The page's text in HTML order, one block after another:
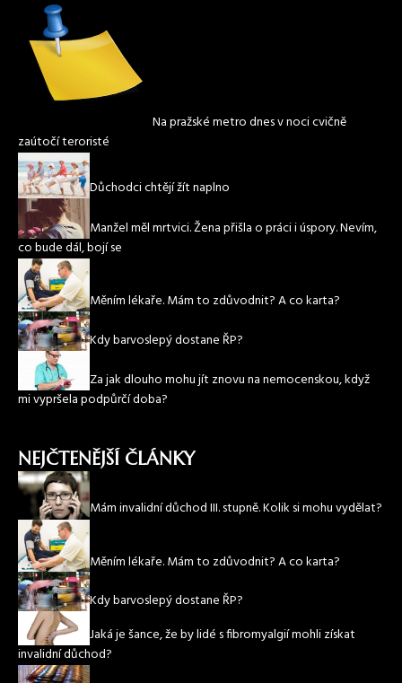
Na pražské metro dnes v noci cvičně
zaútočí teroristé
Důchodci chtějí žít naplno
Manžel měl mrtvici. Žena přišla o práci i úspory. Nevím,
co bude dál, bojí se
Měním lékaře. Mám to zdůvodnit? A co karta?
Kdy barvoslepý dostane ŘP?
Za jak dlouho mohu jít znovu na nemocenskou, když
mi vypršela podpůrčí doba?
NEJČTENĚJŠÍ ČLÁNKY
Mám invalidní důchod III. stupně. Kolik si mohu vydělat?
Měním lékaře. Mám to zdůvodnit? A co karta?
Kdy barvoslepý dostane ŘP?
Jaká je šance, že by lidé s fibromyalgií mohli získat
invalidní důchod?